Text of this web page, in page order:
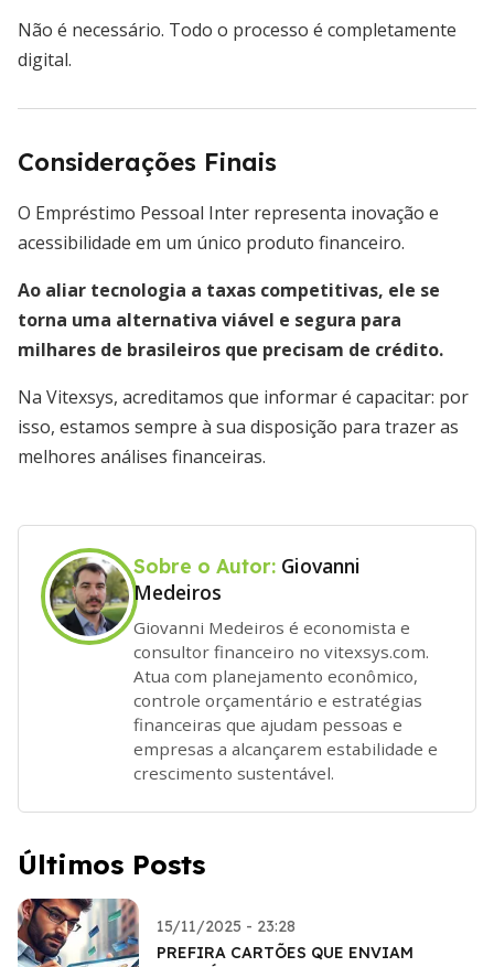
Não é necessário. Todo o processo é completamente
digital.
Considerações Finais
O Empréstimo Pessoal Inter representa inovação e
acessibilidade em um único produto financeiro.
Ao aliar tecnologia a taxas competitivas, ele se
torna uma alternativa viável e segura para
milhares de brasileiros que precisam de crédito.
Na Vitexsys, acreditamos que informar é capacitar: por
isso, estamos sempre à sua disposição para trazer as
melhores análises financeiras.
Sobre o Autor: Giovanni
Medeiros
Giovanni Medeiros é economista e
consultor financeiro no vitexsys.com.
Atua com planejamento econômico,
controle orçamentário e estratégias
financeiras que ajudam pessoas e
empresas a alcançarem estabilidade e
crescimento sustentável.
Últimos Posts
15/11/2025 - 23:28
PREFIRA CARTÕES QUE ENVIAM